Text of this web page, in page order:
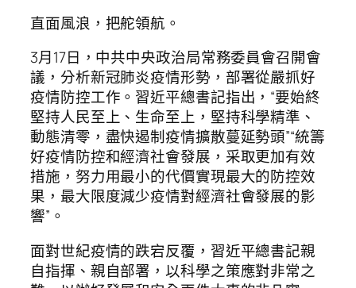
直面風浪，把舵領航。
3月17日，中共中央政治局常務委員會召開會
議，分析新冠肺炎疫情形勢，部署從嚴抓好
疫情防控工作。習近平總書記指出，“要始終
堅持人民至上、生命至上，堅持科學精準、
動態清零，盡快遏制疫情擴散蔓延勢頭”“統籌
好疫情防控和經濟社會發展，采取更加有效
措施，努力用最小的代價實現最大的防控效
果，最大限度減少疫情對經濟社會發展的影
響”。
面對世紀疫情的跌宕反覆，習近平總書記親
自指揮、親自部署，以科學之策應對非常之